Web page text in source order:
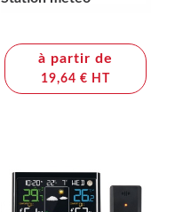
à partir de
19,64 € HT